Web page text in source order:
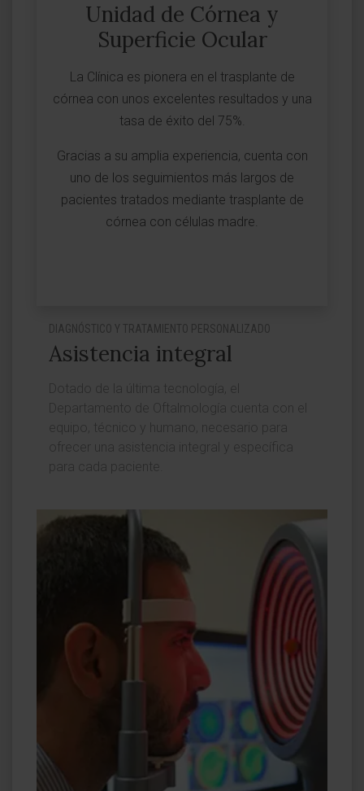
Unidad de Córnea y
Superficie Ocular
La Clínica es pionera en el trasplante de
córnea con unos excelentes resultados y una
tasa de éxito del 75%.
Gracias a su amplia experiencia, cuenta con
uno de los seguimientos más largos de
pacientes tratados mediante trasplante de
córnea con células madre.
DIAGNÓSTICO Y TRATAMIENTO PERSONALIZADO
Asistencia integral
Dotado de la última tecnología, el
Departamento de Oftalmología cuenta con el
equipo, técnico y humano, necesario para
ofrecer una asistencia integral y específica
para cada paciente.